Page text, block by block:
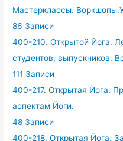
Мастерклассы.
86 Записи
400-210. Открытой Йога.
студентов, выпускников.
111 Записи
400-217. Открытая Йога.
аспектам Йоги.
48 Записи
400-218. Открытая Йога.